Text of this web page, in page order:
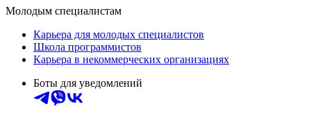
Молодым специалистам
Карьера для молодых специалистов
Школа программистов
Карьера в некоммерческих организациях
Боты для уведомлений